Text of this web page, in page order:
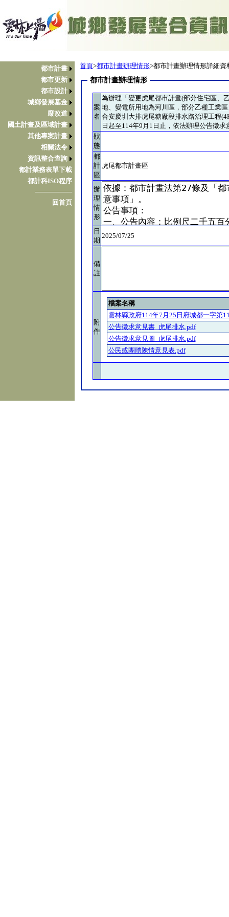
都市計畫
都市更新
都市設計
城鄉發展基金
廢改道
國土計畫及區域計畫
其他專案計畫
相關法令
資訊整合查詢
都計業務表單下載
都計科ISO程序
────────
回首頁
首頁>都市計畫辦理情形>都市計畫辦理情形詳細資
都市計畫辦理情形
案
名
為辦理「變更虎尾都市計畫(部分住宅區、
地、變電所用地為河川區，部分乙種工業
合安慶圳大排虎尾糖廠段排水路治理工程
日起至114年9月1日止，依法辦理公告徵
狀
態
都
計
區
虎尾都市計畫區
辦
理
情
形
日
期
2025/07/25
備
註
附
件
檔案名稱
雲林縣政府114年7月25日府城都一字第
公告徵求意見書_虎尾排水.pdf
公告徵求意見圖_虎尾排水.pdf
公民或團體陳情意見表.pdf